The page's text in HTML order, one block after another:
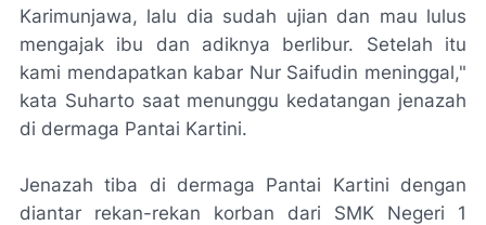
Karimunjawa, lalu dia sudah ujian dan mau lulus
mengajak ibu dan adiknya berlibur. Setelah itu
kami mendapatkan kabar Nur Saifudin meninggal,"
kata Suharto saat menunggu kedatangan jenazah
di dermaga Pantai Kartini.
Jenazah tiba di dermaga Pantai Kartini dengan
diantar rekan-rekan korban dari SMK Negeri 1